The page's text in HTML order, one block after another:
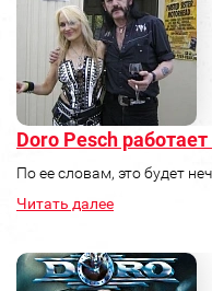
Doro Pesch
По ее словам, это будет
Читать далее